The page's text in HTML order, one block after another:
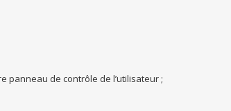
panneau de contrôle de l’utilisateur ;